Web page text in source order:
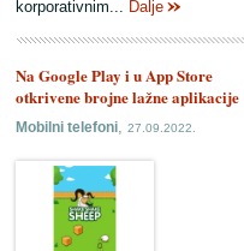
korporativnim... Dalje
Na Google Play i u App Store
otkrivene brojne lažne aplikacije
Mobilni telefoni,27.09.2022.